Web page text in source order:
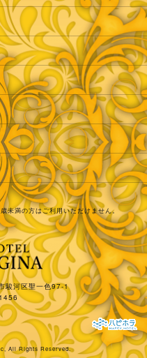
未満の方はご利用いただけません。
駿河区聖一色97-1
All Rights Reserved.